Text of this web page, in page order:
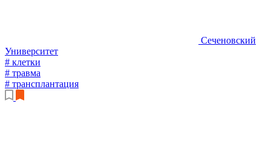
Сеченовский
Университет
# клетки
# травма
# трансплантация